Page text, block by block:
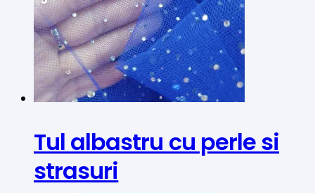
Tul albastru cu perle si
strasuri